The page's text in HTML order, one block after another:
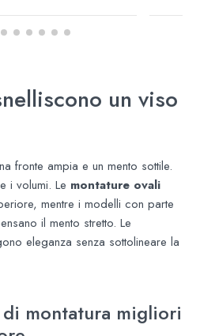
un viso
fronte ampia e un mento sottile.
i volumi. Le montature ovali
mentre i modelli con parte
il mento stretto. Le
eleganza senza sottolineare la
montatura migliori